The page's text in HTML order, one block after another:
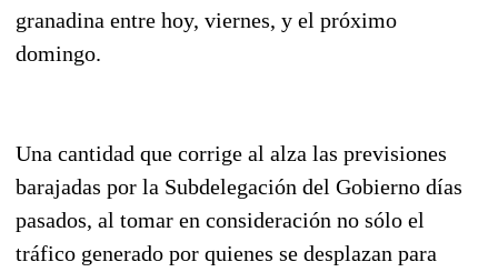
granadina entre hoy, viernes, y el próximo
domingo.
Una cantidad que corrige al alza las previsiones
barajadas por la Subdelegación del Gobierno días
pasados, al tomar en consideración no sólo el
tráfico generado por quienes se desplazan para